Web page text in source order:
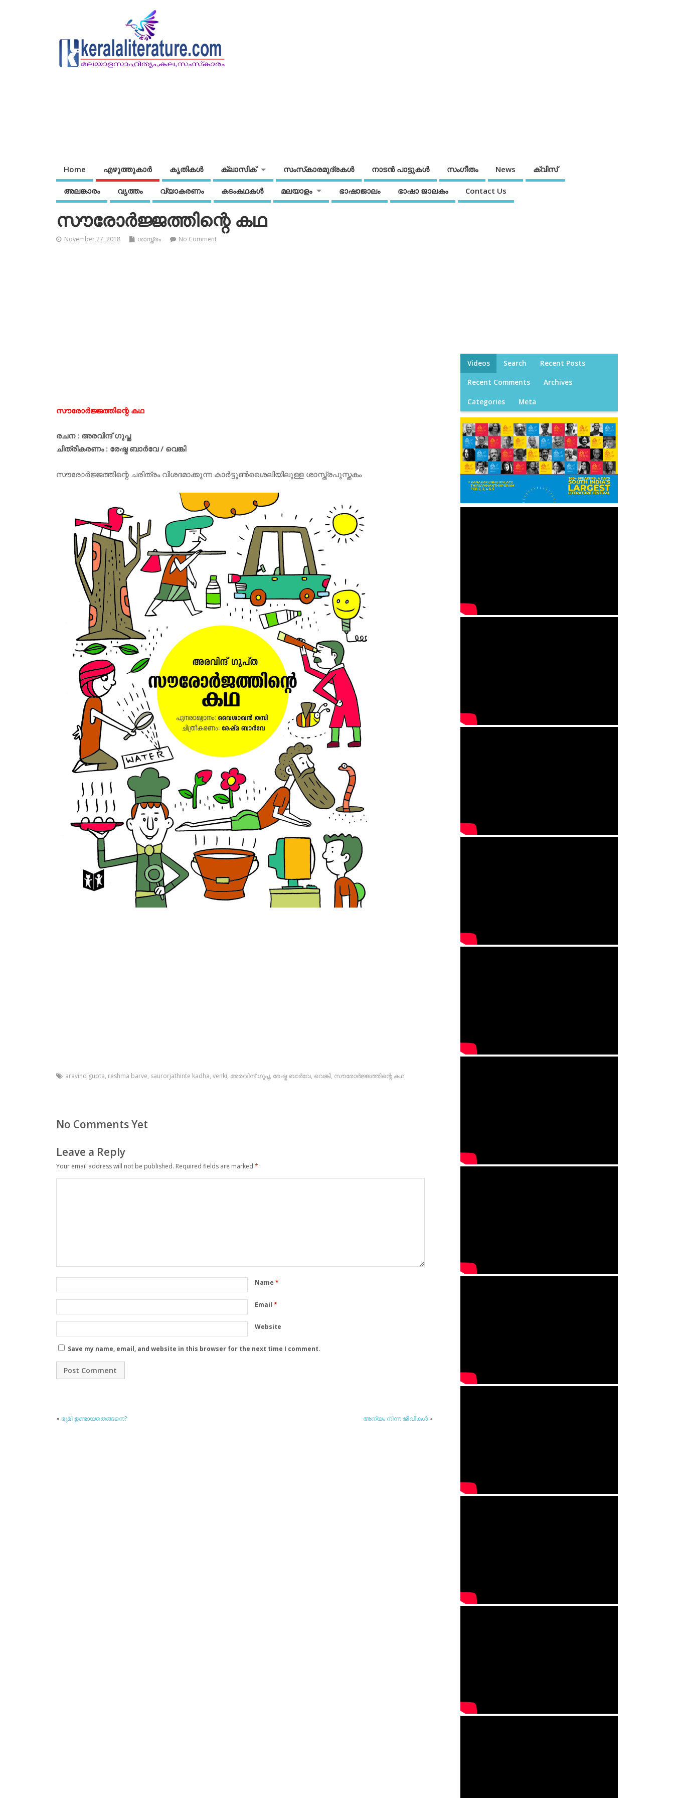
Home എഴുത്തുകാര്‍ കൃതികൾ ക്ലാസിക് സംസ്‌കാരമുദ്രകള്‍ നാടന്‍ പാട്ടുകള്‍ സംഗീതം News ക്വിസ്
അലങ്കാരം വൃത്തം വ്യാകരണം കടംകഥകള്‍ മലയാളം ഭാഷാജാലം ഭാഷാ ജാലകം Contact Us
സൗരോര്‍ജ്ജത്തിന്റെ കഥ
November 27, 2018 ശാസ്ത്രം No Comment
സൗരോര്‍ജ്ജത്തിന്റെ കഥ
രചന : അരവിന്ദ് ഗുപ്ത
ചിത്രീകരണം : രേഷ്മ ബാര്‍വേ / വെങ്കി
സൗരോര്‍ജ്ജത്തിന്റെ ചരിത്രം വിശദമാക്കുന്ന കാര്‍ട്ടൂണ്‍ശൈലിയിലുള്ള ശാസ്ത്രപുസ്തകം
aravind gupta, reshma barve, saurorjathinte kadha, venki, അരവിന്ദ് ഗുപ്ത, രേഷ്മ ബാര്‍വേ, വെങ്കി, സൗരോര്‍ജ്ജത്തിന്റെ കഥ
No Comments Yet
Leave a Reply
Your email address will not be published. Required fields are marked *
Name *
Email *
Website
Save my name, email, and website in this browser for the next time I comment.
« ഭൂമി ഉണ്ടായതെങ്ങനെ? അന്യം നിന്ന ജീവികള്‍»
Videos Search Recent Posts
Recent Comments Archives
Categories Meta